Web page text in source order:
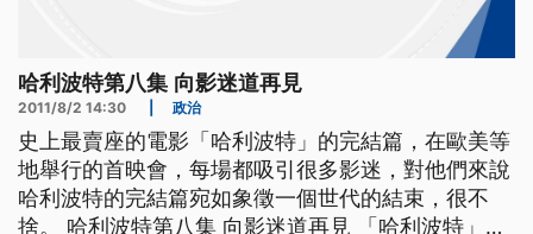
哈利波特第八集 向影迷道再見
2011/8/2 14:30 政治
史上最賣座的電影「哈利波特」的完結篇，在歐美等
地舉行的首映會，每場都吸引很多影迷，對他們來說
哈利波特的完結篇宛如象徵一個世代的結束，很不
捨。 哈利波特第八集 向影迷道再見 「哈利波特」第